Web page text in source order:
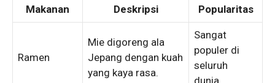
Makanan Deskripsi Popularitas
Ramen
Mie digoreng ala
Jepang dengan kuah
yang kaya rasa.
Sangat
populer di
seluruh